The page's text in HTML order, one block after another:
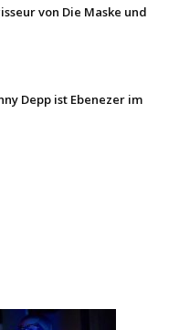
von Die Maske und
Depp ist Ebenezer im